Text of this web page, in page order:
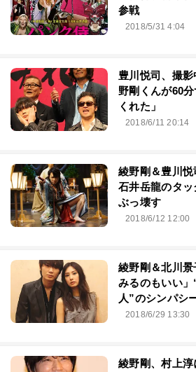
参戦
2018/5/31 4:04
豊川悦司、撮
野剛くんが60
くれた」
2018/6/11 20:14
綾野剛＆豊川
石井岳龍のタ
ぶっ壊す
2018/6/12 12:00
綾野剛＆北川
みるのもいい
人”のシンパシ
2018/6/29 13:30
綾野剛、村上